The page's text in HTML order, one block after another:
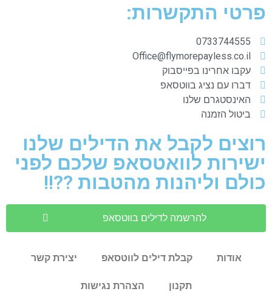
פרטי התקשרות:
0733744555
Office@flymorepayless.co.il
עקבו אחרינו בפייסבוק
דברו עם נציג בווטסאפ
האינסטגרם שלנו
ביטול הזמנה
רוצים לקבל את הדילים שלנו
ישירות לוואטסאפ שלכם לפני
כולם וליהנות מהטבות ??!!
להרשמה לדילים בווטסאפ
אודות קבלת דילים לווטסאפ יצירת קשר
תקנון הצהרת נגישות